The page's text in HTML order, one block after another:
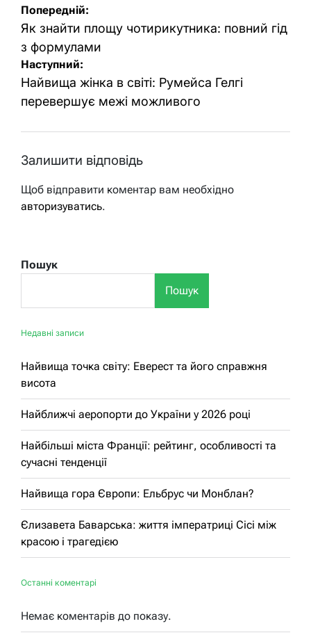
Навігація
записів
Попередній:
Як знайти площу чотирикутника: повний гід
з формулами
Наступний:
Найвища жінка в світі: Румейса Гелгі
перевершує межі можливого
Залишити відповідь
Щоб відправити коментар вам необхідно
авторизуватись.
Пошук
Пошук
Недавні записи
Найвища точка світу: Еверест та його справжня
висота
Найближчі аеропорти до України у 2026 році
Найбільші міста Франції: рейтинг, особливості та
сучасні тенденції
Найвища гора Європи: Ельбрус чи Монблан?
Єлизавета Баварська: життя імператриці Сісі між
красою і трагедією
Останні коментарі
Немає коментарів до показу.